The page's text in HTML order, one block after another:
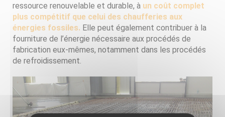
ressource renouvelable et durable, à un coût complet
plus compétitif que celui des chaufferies aux
énergies fossiles. Elle peut également contribuer à la
fourniture de l’énergie nécessaire aux procédés de
fabrication eux-mêmes, notamment dans les procédés
de refroidissement.